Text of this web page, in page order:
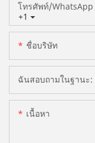
+1
โทรศัพท์/WhatsApp
ชื่อบริษัท
ฉันสอบถามในฐานะ:
เนื้อหา